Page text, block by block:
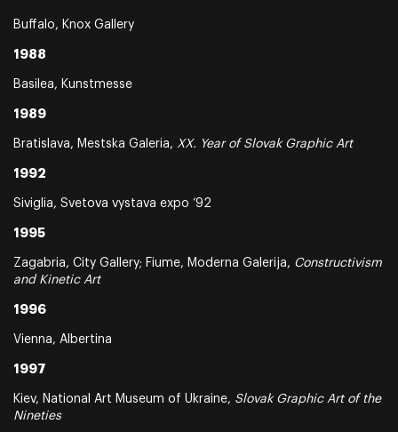
Buffalo, Knox Gallery
1988
Basilea, Kunstmesse
1989
Bratislava, Mestska Galeria, XX. Year of Slovak Graphic Art
1992
Siviglia, Svetova vystava expo ‘92
1995
Zagabria, City Gallery; Fiume, Moderna Galerija, Constructivism
and Kinetic Art
1996
Vienna, Albertina
1997
Kiev, National Art Museum of Ukraine, Slovak Graphic Art of the
Nineties